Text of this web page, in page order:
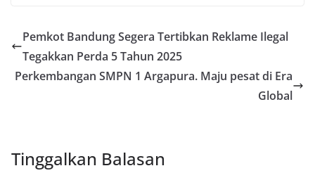
Pemkot Bandung Segera Tertibkan Reklame Ilegal
Tegakkan Perda 5 Tahun 2025
Perkembangan SMPN 1 Argapura. Maju pesat di Era
Global
Tinggalkan Balasan